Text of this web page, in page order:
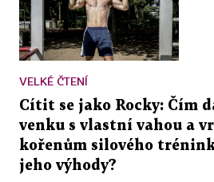
VELKÉ ČTENÍ
Cítit se jako Rocky: Čím
venku s vlastní vahou a
kořenům silového
jeho výhody?